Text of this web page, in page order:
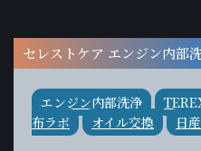
セレストケア エンジン内部
エンジン内部洗浄
布ラボ
オイル交換 日産